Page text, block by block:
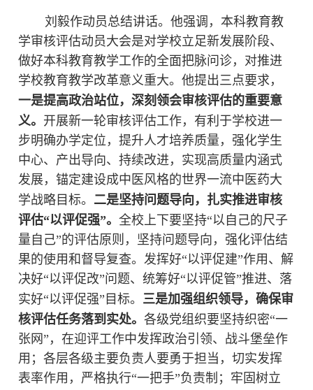
刘毅作动员总结讲话。他强调，本科教育教
学审核评估动员大会是对学校立足新发展阶段、
做好本科教育教学工作的全面把脉问诊，对推进
学校教育教学改革意义重大。他提出三点要求，
一是提高政治站位，深刻领会审核评估的重要意
义。 开展新一轮审核评估工作，有利于学校进一
步明确办学定位，提升人才培养质量，强化学生
中心、产出导向、持续改进，实现高质量内涵式
发展，锚定建设成中医风格的世界一流中医药大
学战略目标。 二是坚持问题导向，扎实推进审核
评估“以评促强”。全校上下要坚持“以自己的尺子
量自己”的评估原则，坚持问题导向，强化评估结
果的使用和督导复查。发挥好“以评促建”作用、解
决好“以评促改”问题、统筹好“以评促管”推进、落
实好“以评促强”目标。 三是加强组织领导，确保审
核评估任务落到实处。各级党组织要坚持织密“一
张网”，在迎评工作中发挥政治引领、战斗堡垒作
用；各层各级主要负责人要勇于担当，切实发挥
表率作用，严格执行“一把手”负责制；牢固树立